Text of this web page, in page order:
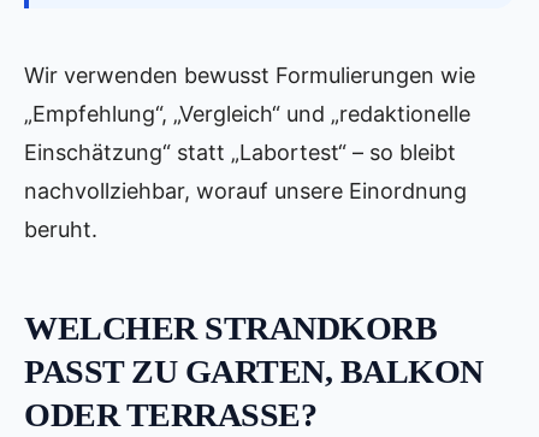
Wir verwenden bewusst Formulierungen wie
„Empfehlung“, „Vergleich“ und „redaktionelle
Einschätzung“ statt „Labortest“ – so bleibt
nachvollziehbar, worauf unsere Einordnung
beruht.
WELCHER STRANDKORB
PASST ZU GARTEN, BALKON
ODER TERRASSE?